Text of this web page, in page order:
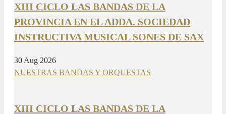
XIII CICLO LAS BANDAS DE LA
PROVINCIA EN EL ADDA. SOCIEDAD
INSTRUCTIVA MUSICAL SONES DE SAX
30 Aug 2026
NUESTRAS BANDAS Y ORQUESTAS
XIII CICLO LAS BANDAS DE LA